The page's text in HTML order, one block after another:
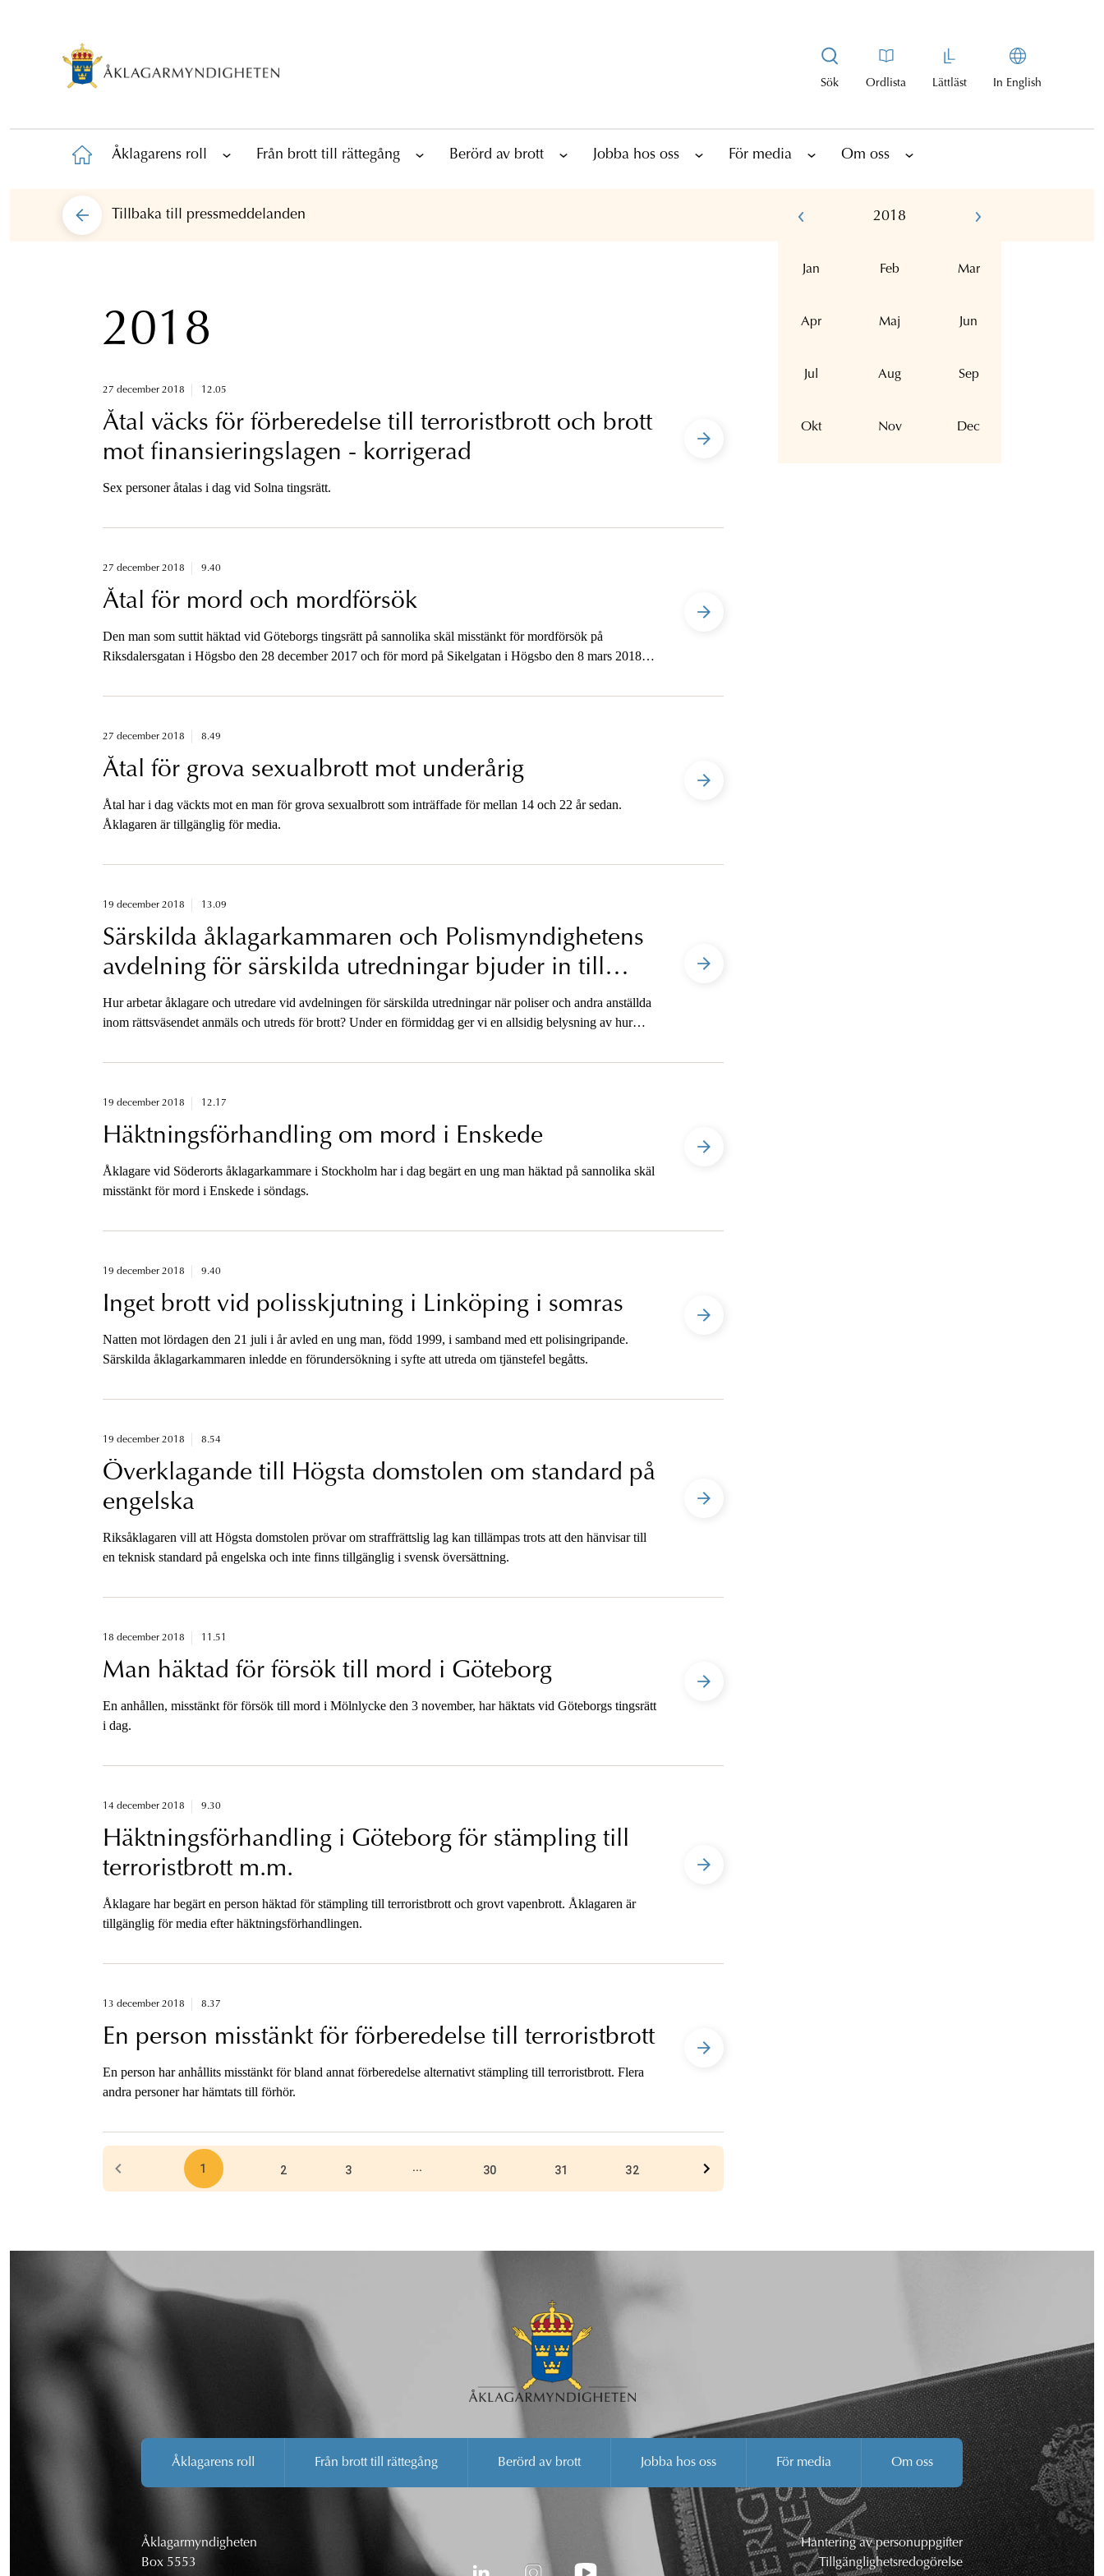
Sök Ordlista Lättläst In English
Åklagarens roll Från brott till rättegång Berörd av brott Jobba hos oss För media Om oss
Tillbaka till pressmeddelanden 2018
Jan Feb Mar
Apr Maj Jun
Jul Aug Sep
Okt Nov Dec
2018
27 december 2018 12.05
Åtal väcks för förberedelse till terroristbrott och brott
mot finansieringslagen - korrigerad
Sex personer åtalas i dag vid Solna tingsrätt.
27 december 2018 9.40
Åtal för mord och mordförsök
Den man som suttit häktad vid Göteborgs tingsrätt på sannolika skäl misstänkt för mordförsök på
Riksdalersgatan i Högsbo den 28 december 2017 och för mord på Sikelgatan i Högsbo den 8 mars 2018
27 december 2018 8.49
Åtal för grova sexualbrott mot underårig
Åtal har i dag väckts mot en man för grova sexualbrott som inträffade för mellan 14 och 22 år sedan.
Åklagaren är tillgänglig för media.
19 december 2018 13.09
Särskilda åklagarkammaren och Polismyndighetens
avdelning för särskilda utredningar bjuder in till
medieseminarium
Hur arbetar åklagare och utredare vid avdelningen för särskilda utredningar när poliser och andra anställda
inom rättsväsendet anmäls och utreds för brott? Under en förmiddag ger vi en allsidig belysning av hur
19 december 2018 12.17
Häktningsförhandling om mord i Enskede
Åklagare vid Söderorts åklagarkammare i Stockholm har i dag begärt en ung man häktad på sannolika skäl
misstänkt för mord i Enskede i söndags.
19 december 2018 9.40
Inget brott vid polisskjutning i Linköping i somras
Natten mot lördagen den 21 juli i år avled en ung man, född 1999, i samband med ett polisingripande.
Särskilda åklagarkammaren inledde en förundersökning i syfte att utreda om tjänstefel begåtts.
19 december 2018 8.54
Överklagande till Högsta domstolen om standard på
engelska
Riksåklagaren vill att Högsta domstolen prövar om straffrättslig lag kan tillämpas trots att den hänvisar till
en teknisk standard på engelska och inte finns tillgänglig i svensk översättning.
18 december 2018 11.51
Man häktad för försök till mord i Göteborg
En anhållen, misstänkt för försök till mord i Mölnlycke den 3 november, har häktats vid Göteborgs tingsrätt
i dag.
14 december 2018 9.30
Häktningsförhandling i Göteborg för stämpling till
terroristbrott m.m.
Åklagare har begärt en person häktad för stämpling till terroristbrott och grovt vapenbrott. Åklagaren är
tillgänglig för media efter häktningsförhandlingen.
13 december 2018 8.37
En person misstänkt för förberedelse till terroristbrott
En person har anhållits misstänkt för bland annat förberedelse alternativt stämpling till terroristbrott. Flera
andra personer har hämtats till förhör.
1 2 3 ... 30 31 32
Åklagarens roll Från brott till rättegång Berörd av brott Jobba hos oss För media Om oss
Åklagarmyndigheten
Box 5553
Hantering av personuppgifter
Tillgänglighetsredogörelse